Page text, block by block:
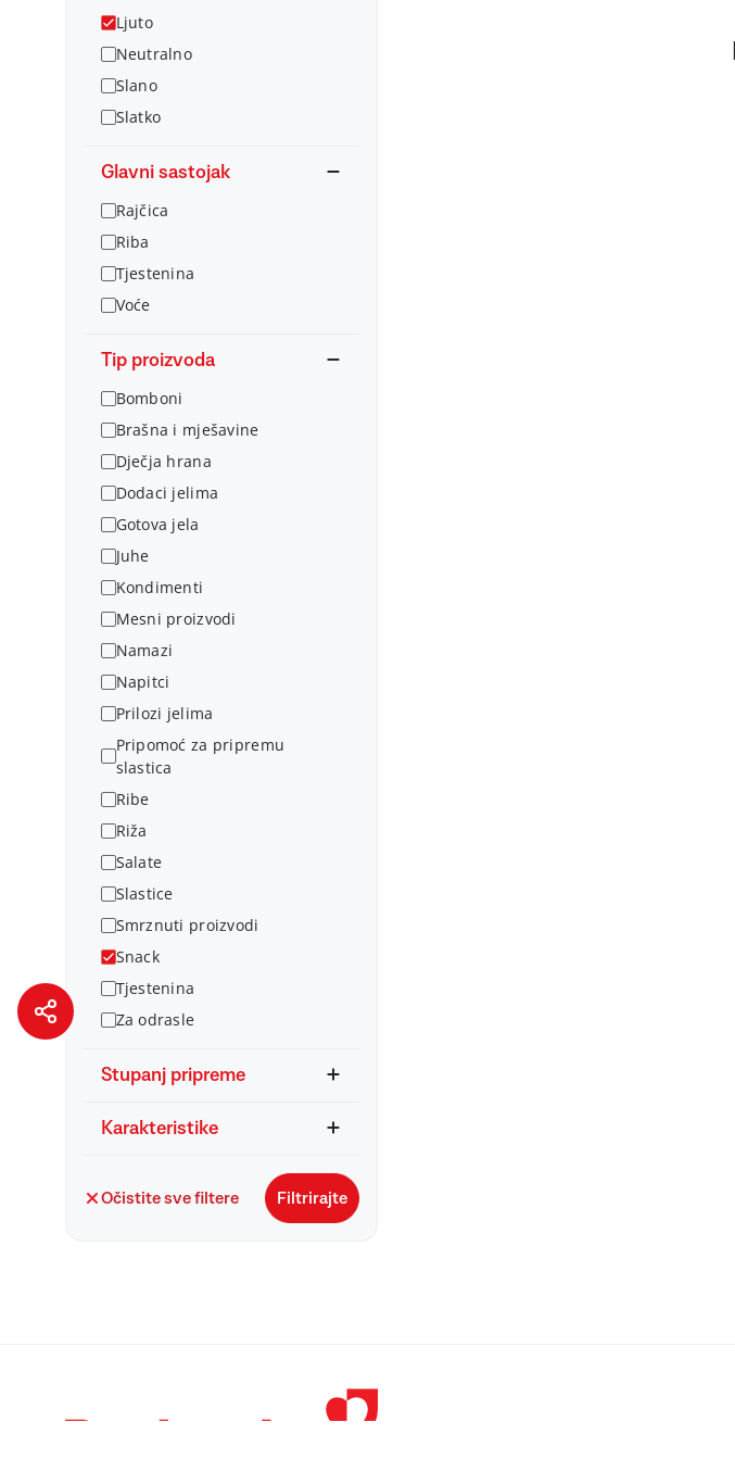
Ljuto
Neutralno
Slano
Slatko
Glavni sastojak
Rajčica
Riba
Tjestenina
Voće
Tip proizvoda
Bomboni
Brašna i mješavine
Dječja hrana
Dodaci jelima
Gotova jela
Juhe
Kondimenti
Mesni proizvodi
Namazi
Napitci
Prilozi jelima
Pripomoć za pripremu
slastica
Ribe
Riža
Salate
Slastice
Smrznuti proizvodi
Snack
Tjestenina
Za odrasle
Stupanj pripreme
Karakteristike
Očistite sve filtere Filtrirajte